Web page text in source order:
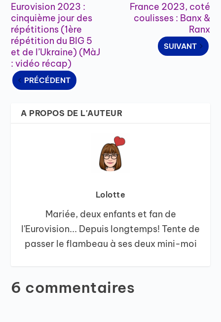
Eurovision 2023 :
cinquième jour des
répétitions (1ère
répétition du BIG 5
et de l’Ukraine) (MàJ
: vidéo récap)
PRÉCÉDENT
France 2023, coté
coulisses : Banx &
Ranx
SUIVANT
A PROPOS DE L'AUTEUR
Lolotte
Mariée, deux enfants et fan de
l'Eurovision... Depuis longtemps! Tente de
passer le flambeau à ses deux mini-moi
6 commentaires